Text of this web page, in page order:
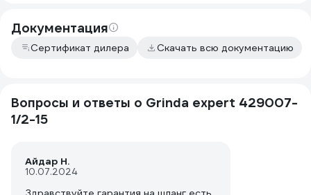
Документация
Сертификат дилера Скачать всю документацию
Вопросы и ответы о Grinda expert 429007-
1/2-15
Айдар Н.
10.07.2024